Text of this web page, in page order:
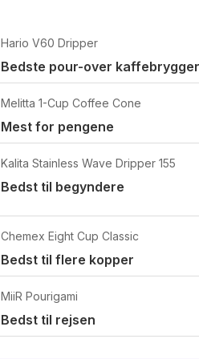
Hario V60 Dripper
Bedste pour-over kaffebrygger
Melitta 1-Cup Coffee Cone
Mest for pengene
Kalita Stainless Wave Dripper 155
Bedst til begyndere
Chemex Eight Cup Classic
Bedst til flere kopper
MiiR Pourigami
Bedst til rejsen